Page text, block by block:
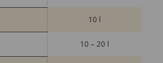
10 l
10 – 20 l